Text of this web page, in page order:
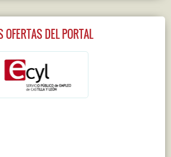
OFERTAS DEL PORTAL